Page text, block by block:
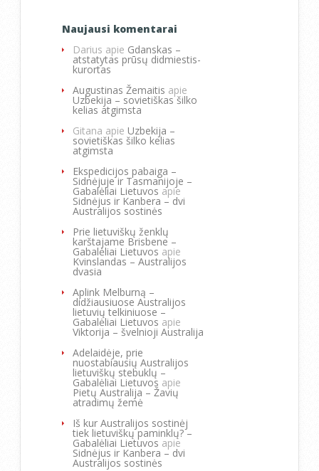
Naujausi komentarai
Darius apie Gdanskas –
atstatytas prūsų didmiestis-
kurortas
Augustinas Žemaitis apie
Uzbekija – sovietiškas šilko
kelias atgimsta
Gitana apie Uzbekija –
sovietiškas šilko kelias
atgimsta
Ekspedicijos pabaiga –
Sidnėjuje ir Tasmanijoje –
Gabalėliai Lietuvos apie
Sidnėjus ir Kanbera – dvi
Australijos sostinės
Prie lietuviškų ženklų
karštajame Brisbene –
Gabalėliai Lietuvos apie
Kvinslandas – Australijos
dvasia
Aplink Melburną –
didžiausiuose Australijos
lietuvių telkiniuose –
Gabalėliai Lietuvos apie
Viktorija – švelnioji Australija
Adelaidėje, prie
nuostabiausių Australijos
lietuviškų stebuklų –
Gabalėliai Lietuvos apie
Pietų Australija – Žavių
atradimų žemė
Iš kur Australijos sostinėj
tiek lietuviškų paminklų? –
Gabalėliai Lietuvos apie
Sidnėjus ir Kanbera – dvi
Australijos sostinės